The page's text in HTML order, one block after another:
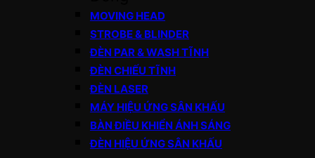
MOVING HEAD
STROBE & BLINDER
ĐÈN PAR & WASH TĨNH
ĐÈN CHIẾU TĨNH
ĐÈN LASER
MÁY HIỆU ỨNG SÂN KHẤU
BÀN ĐIỀU KHIỂN ÁNH SÁNG
ĐÈN HIỆU ỨNG SÂN KHẤU